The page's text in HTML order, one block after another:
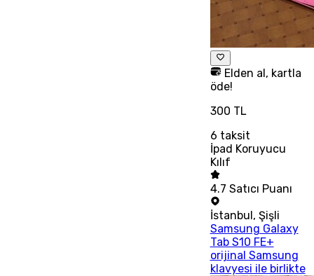
Elden al, kartla
öde!
300 TL
6 taksit
İpad Koruyucu
Kılıf
4.7 Satıcı Puanı
İstanbul, Şişli
Samsung Galaxy
Tab S10 FE+
orijinal Samsung
klavyesi ile birlikte